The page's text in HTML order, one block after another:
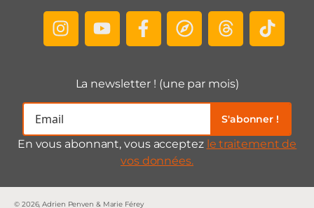
La newsletter ! (une par mois)
S'abonner !
En vous abonnant, vous acceptez le traitement de
vos données.
© 2026, Adrien Penven & Marie Férey